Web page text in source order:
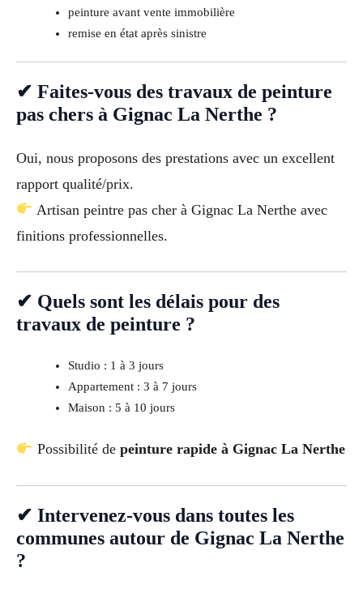
peinture avant vente immobilière
remise en état après sinistre
✔ Faites-vous des travaux de peinture
pas chers à Gignac La Nerthe ?
Oui, nous proposons des prestations avec un excellent
rapport qualité/prix.
Artisan peintre pas cher à Gignac La Nerthe avec
finitions professionnelles.
✔ Quels sont les délais pour des
travaux de peinture ?
Studio : 1 à 3 jours
Appartement : 3 à 7 jours
Maison : 5 à 10 jours
Possibilité de peinture rapide à Gignac La Nerthe
✔ Intervenez-vous dans toutes les
communes autour de Gignac La Nerthe
?